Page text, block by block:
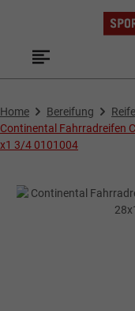
Zum Hauptinhalt springen
Home Bereifung
Continental Fahrradreifen
x1 3/4 0101004